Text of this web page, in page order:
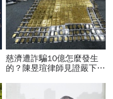
慈濟遭詐騙10億怎麼發生
的？陳昱瑄律師見證嚴下跪